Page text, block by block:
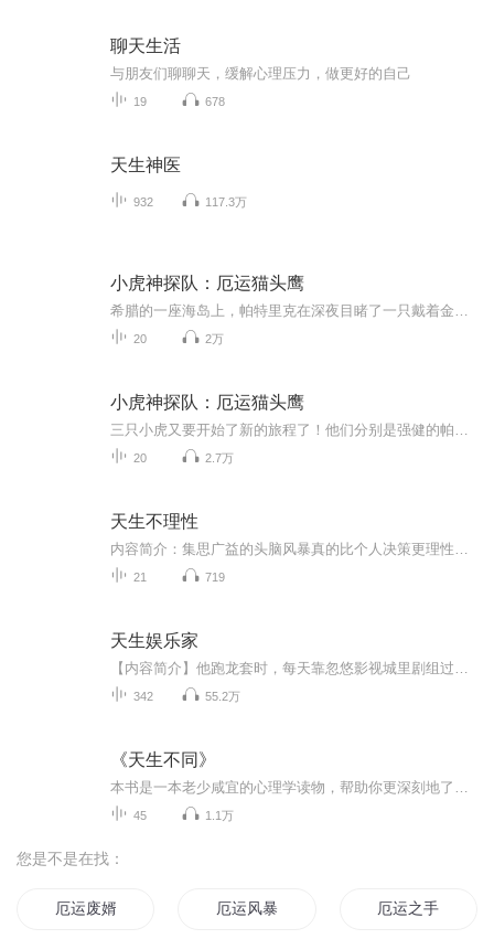
聊天生活
与朋友们聊聊天，缓解心理压力，做更好的自己
19 678
天生神医
932 117.3万
小虎神探队：厄运猫头鹰
20 2万
小虎神探队：厄运猫头鹰
20 2.7万
天生不理性
21 719
天生娱乐家
342 55.2万
《天生不同》
45 1.1万
您是不是在找：
厄运废婿 厄运风暴 厄运之手